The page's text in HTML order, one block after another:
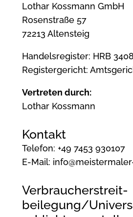
Lothar Kossmann GmbH
Rosenstraße 57
72213 Altensteig
Handelsregister: HRB
Registergericht:
Vertreten durch:
Lothar Kossmann
Kontakt
Telefon: +49 7453 930107
E-Mail:
Verbraucher­streit­
beilegung/